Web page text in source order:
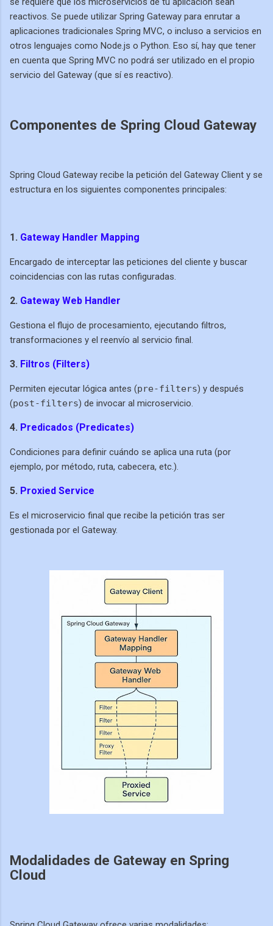
reactivos. Se puede utilizar Spring Gateway para enrutar a
aplicaciones tradicionales Spring MVC, o incluso a servicios en
otros lenguajes como Node.js o Python. Eso sí, hay que tener
en cuenta que Spring MVC no podrá ser utilizado en el propio
servicio del Gateway (que sí es reactivo).
Componentes de Spring Cloud Gateway
Spring Cloud Gateway recibe la petición del Gateway Client y se
estructura en los siguientes componentes principales:
1. Gateway Handler Mapping
Encargado de interceptar las peticiones del cliente y buscar
coincidencias con las rutas configuradas.
2. Gateway Web Handler
Gestiona el flujo de procesamiento, ejecutando filtros,
transformaciones y el reenvío al servicio final.
3. Filtros (Filters)
Permiten ejecutar lógica antes (pre-filters) y después
(post-filters) de invocar al microservicio.
4. Predicados (Predicates)
Condiciones para definir cuándo se aplica una ruta (por
ejemplo, por método, ruta, cabecera, etc.).
5. Proxied Service
Es el microservicio final que recibe la petición tras ser
gestionada por el Gateway.
Modalidades de Gateway en Spring
Cloud